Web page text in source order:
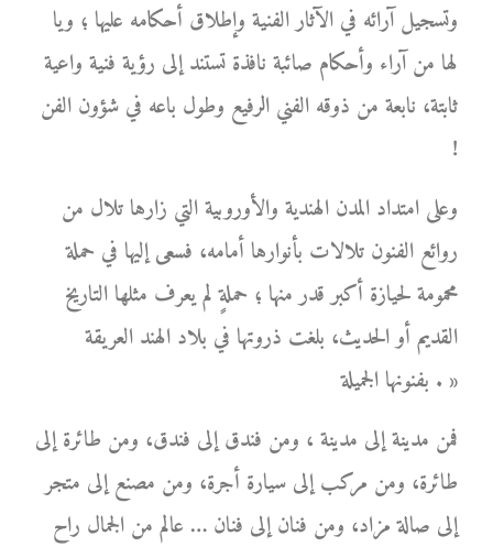
وتسجيل آرائه في الآثار الفنية وإطلاق أحكامه عليها ؛ ويا
لها من آراء وأحكام صائبة نافذة تستند إلى رؤية فنية واعية
ثابتة، نابعة من ذوقه الفني الرفيع وطول باعه في شؤون الفن
!
وعلى امتداد المدن الهندية والأوروبية التي زارها تلال من
روائع الفنون تلالات بأنوارها أمامه، فسعى إليها في حملة
محمومة لحيازة أكبر قدر منها ؛ حملةٍ لم يعرف مثلها التاريخ
القديم أو الحديث، بلغت ذروتها في بلاد الهند العريقة
بفنونها الجميلة . »
فمن مدينة إلى مدينة ، ومن فندق إلى فندق، ومن طائرة إلى
طائرة، ومن مركب إلى سيارة أجرة، ومن مصنع إلى متجر
إلى صالة مزاد، ومن فنان إلى فنان … عالم من الجمال راح